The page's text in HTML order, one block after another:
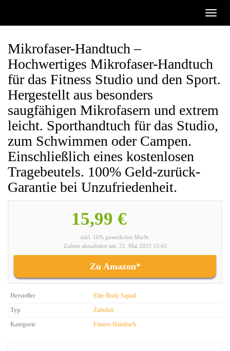
main
Toggle
Mikrofaser-Handtuch –
Hochwertiges Mikrofaser-Handtuch
für das Fitness Studio und den Sport.
Hergestellt aus besonders
saugfähigen Mikrofasern und extrem
leicht. Sporthandtuch für das Studio,
zum Schwimmen oder Campen.
Einschließlich eines kostenlosen
Tragebeutels. 100% Geld-zurück-
Garantie bei Unzufriedenheit.
15,99 €
inkl. 16% gesetzlicher MwSt.
Zuletzt aktualisiert am: 21. Mai 2025 15:43
Zu Amazon*
Hersteller
Elite Body Squad
Typ
Zubehör
Kategorie
Fitness Handtuch